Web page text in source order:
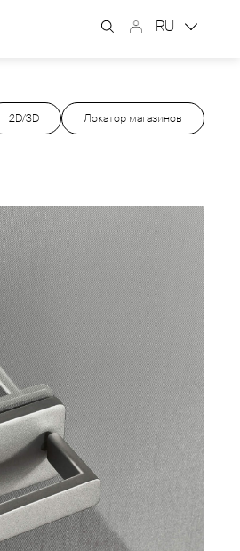
RU
2D/3D Локатор магазинов